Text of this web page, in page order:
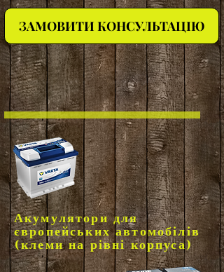
ЗАМОВИТИ КОНСУЛЬТАЦІЮ
Акумулятори для
європейських автомобілів
(клеми на рівні корпуса)